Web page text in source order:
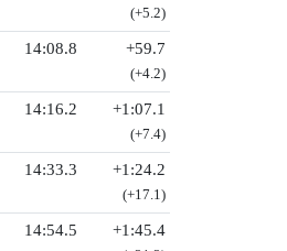
(+5.2)
14:08.8 +59.7
(+4.2)
14:16.2 +1:07.1
(+7.4)
14:33.3 +1:24.2
(+17.1)
14:54.5 +1:45.4